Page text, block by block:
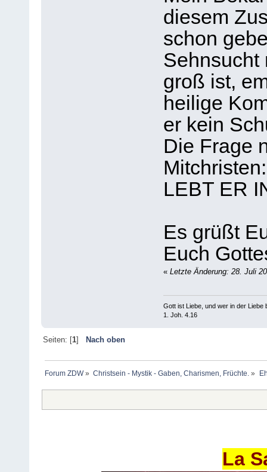
diesem
schon
Sehnsucht
groß ist,
heilige
er kein
Die Frage
LEBT ER
Es grüßt
Euch
« Letzte Änderung: 28. Juli
Gott ist Liebe, und wer in der Liebe
1. Joh. 4.16
Seiten: [1] Nach oben
Forum ZDW» Christsein - Mystik - Gaben, Charismen, Früchte. »
La